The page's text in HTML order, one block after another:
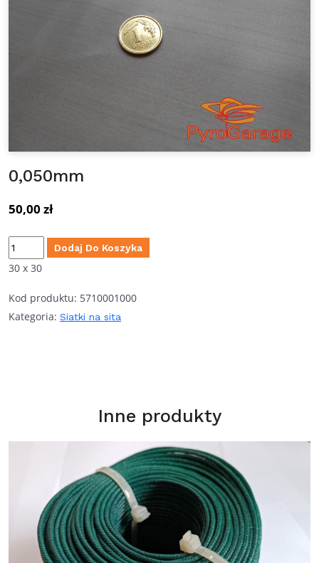
0,050mm
50,00 zł
ilość
0,050mm
Dodaj Do Koszyka
30 x 30
Kod produktu: 5710001000
Kategoria: Siatki na sita
Inne produkty